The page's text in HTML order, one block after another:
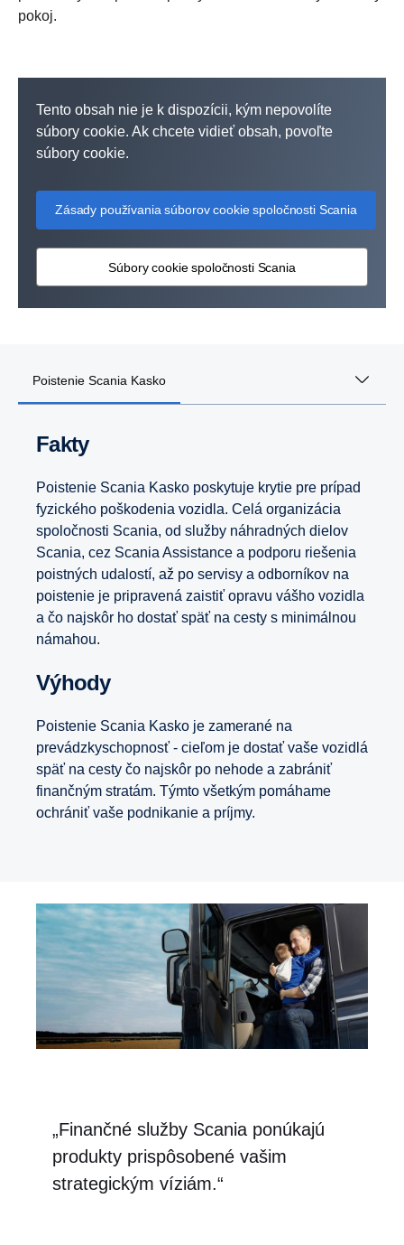
pokoj.
Tento obsah nie je k dispozícii, kým nepovolíte
súbory cookie. Ak chcete vidieť obsah, povoľte
súbory cookie.
Zásady používania súborov cookie spoločnosti Scania
Súbory cookie spoločnosti Scania
Poistenie Scania Kasko
Fakty
Poistenie Scania Kasko poskytuje krytie pre prípad
fyzického poškodenia vozidla. Celá organizácia
spoločnosti Scania, od služby náhradných dielov
Scania, cez Scania Assistance a podporu riešenia
poistných udalostí, až po servisy a odborníkov na
poistenie je pripravená zaistiť opravu vášho vozidla
a čo najskôr ho dostať späť na cesty s minimálnou
námahou.
Výhody
Poistenie Scania Kasko je zamerané na
prevádzkyschopnosť - cieľom je dostať vaše vozidlá
späť na cesty čo najskôr po nehode a zabrániť
finančným stratám. Týmto všetkým pomáhame
ochrániť vaše podnikanie a príjmy.
Fakty
Poistenie Scania GAP pomáha chrániť vaše
investície v prípade totálnej škody na vozidle pri
nehode, krádeži alebo požiari. Vaše celkové
investície sú dobre poistené, čo chráni vašu firmu a
vás pred nutnosťou náhrady z vašich súkromných
Výhody
S týmto poistením môžete byť pokojní, pretože
ostávate schopný splácať vaše zostávajúce úvery.
„Finančné služby Scania ponúkajú
produkty prispôsobené vašim
strategickým víziám.“